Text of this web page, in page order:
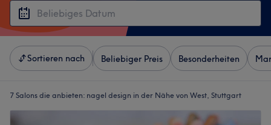
Sortieren nach Beliebiger Preis Besonderheiten
7 Salons die anbieten: nagel design in der Nähe von West, Stuttgart